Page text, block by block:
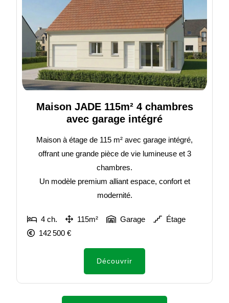
Maison JADE 115m² 4 chambres
avec garage intégré
Maison à étage de 115 m² avec garage intégré,
offrant une grande pièce de vie lumineuse et 3
chambres.
Un modèle premium alliant espace, confort et
modernité.
4 ch. 115m² Garage
Étage
142 500 €
Découvrir